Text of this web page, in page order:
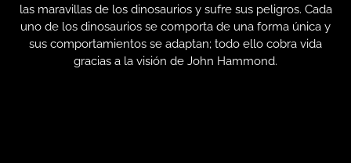
las maravillas de los dinosaurios y sufre sus peligros. Cada
uno de los dinosaurios se comporta de una forma única y
sus comportamientos se adaptan; todo ello cobra vida
gracias a la visión de John Hammond.